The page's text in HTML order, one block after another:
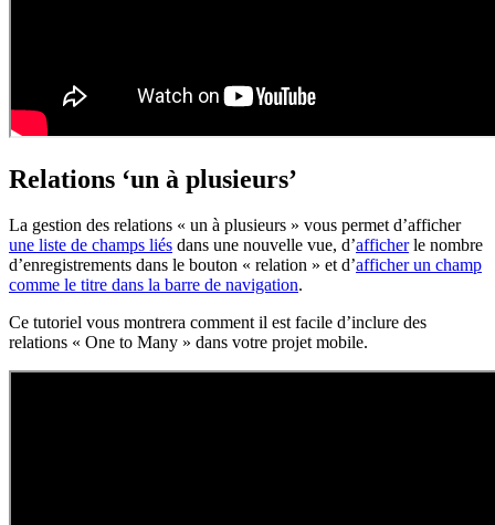
Relations ‘un à plusieurs’
La gestion des relations « un à plusieurs » vous permet d’afficher
une liste de champs liés dans une nouvelle vue, d’afficherle nombre
d’enregistrements dans le bouton « relation » et d’afficher un champ
comme le titre dans la barre de navigation.
Ce tutoriel vous montrera comment il est facile d’inclure des
relations « One to Many » dans votre projet mobile.